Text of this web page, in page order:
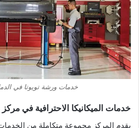
خدمات ورشة تويوتا في
خدمات الميكانيكا الاحترافية في
يقدم المركز مجموعة متكاملة من